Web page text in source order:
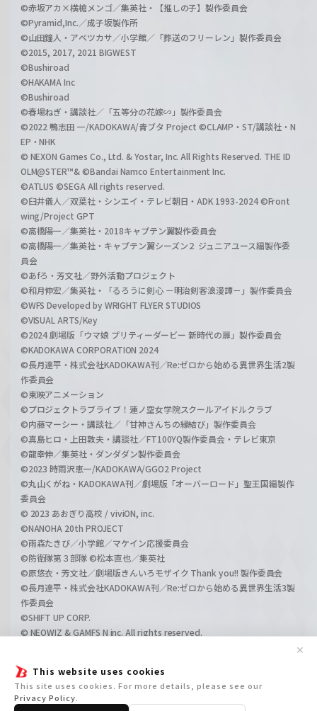
This website uses cookies
This site uses cookies. For more details, please see our
Privacy Policy.
✕
©赤坂アカ×横槍メンゴ／集英社・【推しの子】製作委員会
©Pyramid,Inc.／成子坂製作所
©山田鐘人・アベツカサ／小学館／「葬送のフリーレン」製作委員会
©2015, 2017, 2021 BIGWEST
©Bushiroad
©HAKAMA Inc
©Bushiroad
©春場ねぎ・講談社／「五等分の花嫁∽」製作委員会
©2022 鴨志田 一/KADOKAWA/青ブタ Project ©CLAMP・ST/講談社・N
EP・NHK
© NEXON Games Co., Ltd. & Yostar, Inc. All Rights Reserved. THE ID
OLM@STER™& ©Bandai Namco Entertainment Inc.
©ATLUS ©SEGA All rights reserved.
©臼井儀人／双葉社・シンエイ・テレビ朝日・ADK 1993-2024 ©Front
wing/Project GPT
©高橋陽一／集英社・2018キャプテン翼製作委員会
©高橋陽一／集英社・キャプテン翼シーズン２ ジュニアユース編製作委
員会
©あfろ・芳文社／野外活動プロジェクト
©和月伸宏／集英社・「るろうに剣心 －明治剣客浪漫譚－」製作委員会
©WFS Developed by WRIGHT FLYER STUDIOS
©VISUAL ARTS/Key
©2024 劇場版「ウマ娘 プリティーダービー 新時代の扉」製作委員会
©KADOKAWA CORPORATION 2024
©長月達平・株式会社KADOKAWA刊／Re:ゼロから始める異世界生活2製
作委員会
©東映アニメーション
©プロジェクトラブライブ！蓮ノ空女学院スクールアイドルクラブ
©内藤マーシー・講談社／「甘神さんちの縁結び」製作委員会
©真島ヒロ・上田敦夫・講談社／FT100YQ製作委員会・テレビ東京
©龍幸伸／集英社・ダンダダン製作委員会
©2023 時雨沢恵一/KADOKAWA/GGO2 Project
©丸山くがね・KADOKAWA刊／劇場版「オーバーロード」聖王国編製作
委員会
© 2023 あおぎり高校 / viviON, inc.
©NANOHA 20th PROJECT
©雨森たきび／小学館／マケイン応援委員会
©防衛隊第３部隊 ©松本直也／集英社
©原悠衣・芳文社／劇場版きんいろモザイク Thank you!! 製作委員会
©長月達平・株式会社KADOKAWA刊／Re:ゼロから始める異世界生活3製
作委員会
©SHIFT UP CORP.
© NEOWIZ & GAMFS N inc. All rights reserved.
©GIRLS und PANZER Film Projekt
©GIRLS und PANZER Finale Projekt